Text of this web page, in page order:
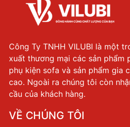
Công Ty TNHH VILUBI là một
xuất thương mại các sản phẩm
phụ kiện sofa và sản phẩm gia
cao. Ngoài ra chúng tôi còn
cầu của khách hàng.
VỀ CHÚNG TÔI